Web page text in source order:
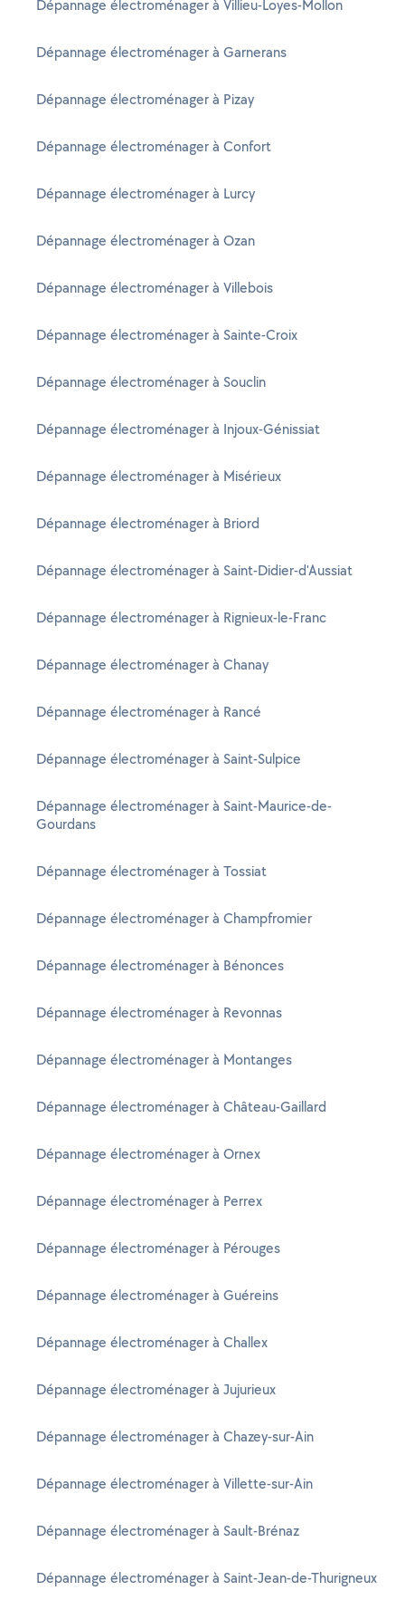
Dépannage électroménager à Villieu-Loyes-Mollon
Dépannage électroménager à Garnerans
Dépannage électroménager à Pizay
Dépannage électroménager à Confort
Dépannage électroménager à Lurcy
Dépannage électroménager à Ozan
Dépannage électroménager à Villebois
Dépannage électroménager à Sainte-Croix
Dépannage électroménager à Souclin
Dépannage électroménager à Injoux-Génissiat
Dépannage électroménager à Misérieux
Dépannage électroménager à Briord
Dépannage électroménager à Saint-Didier-d'Aussiat
Dépannage électroménager à Rignieux-le-Franc
Dépannage électroménager à Chanay
Dépannage électroménager à Rancé
Dépannage électroménager à Saint-Sulpice
Dépannage électroménager à Saint-Maurice-de-
Gourdans
Dépannage électroménager à Tossiat
Dépannage électroménager à Champfromier
Dépannage électroménager à Bénonces
Dépannage électroménager à Revonnas
Dépannage électroménager à Montanges
Dépannage électroménager à Château-Gaillard
Dépannage électroménager à Ornex
Dépannage électroménager à Perrex
Dépannage électroménager à Pérouges
Dépannage électroménager à Guéreins
Dépannage électroménager à Challex
Dépannage électroménager à Jujurieux
Dépannage électroménager à Chazey-sur-Ain
Dépannage électroménager à Villette-sur-Ain
Dépannage électroménager à Sault-Brénaz
Dépannage électroménager à Saint-Jean-de-Thurigneux